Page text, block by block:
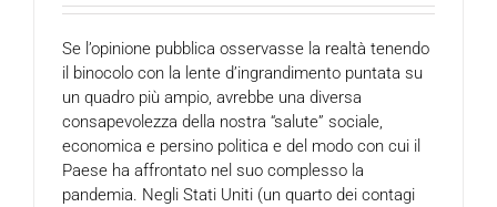
Se l’opinione pubblica osservasse la realtà tenendo
il binocolo con la lente d’ingrandimento puntata su
un quadro più ampio, avrebbe una diversa
consapevolezza della nostra “salute” sociale,
economica e persino politica e del modo con cui il
Paese ha affrontato nel suo complesso la
pandemia. Negli Stati Uniti (un quarto dei contagi